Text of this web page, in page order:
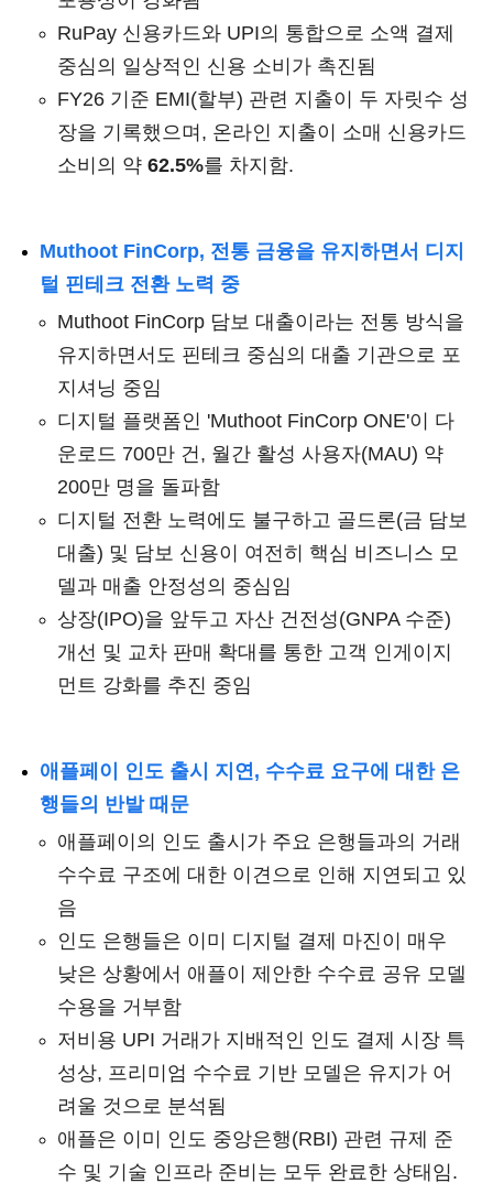
RuPay 신용카드와 UPI의 통합으로 소액 결제
중심의 일상적인 신용 소비가 촉진됨
FY26 기준 EMI(할부) 관련 지출이 두 자릿수 성
장을 기록했으며, 온라인 지출이 소매 신용카드
소비의 약 62.5%를 차지함.
Muthoot FinCorp, 전통 금융을 유지하면서 디지
털 핀테크 전환 노력 중
Muthoot FinCorp 담보 대출이라는 전통 방식을
유지하면서도 핀테크 중심의 대출 기관으로 포
지셔닝 중임
디지털 플랫폼인 'Muthoot FinCorp ONE'이 다
운로드 700만 건, 월간 활성 사용자(MAU) 약
200만 명을 돌파함
디지털 전환 노력에도 불구하고 골드론(금 담보
대출) 및 담보 신용이 여전히 핵심 비즈니스 모
델과 매출 안정성의 중심임
상장(IPO)을 앞두고 자산 건전성(GNPA 수준)
개선 및 교차 판매 확대를 통한 고객 인게이지
먼트 강화를 추진 중임
애플페이 인도 출시 지연, 수수료 요구에 대한 은
행들의 반발 때문
애플페이의 인도 출시가 주요 은행들과의 거래
수수료 구조에 대한 이견으로 인해 지연되고 있
음
인도 은행들은 이미 디지털 결제 마진이 매우
낮은 상황에서 애플이 제안한 수수료 공유 모델
수용을 거부함
저비용 UPI 거래가 지배적인 인도 결제 시장 특
성상, 프리미엄 수수료 기반 모델은 유지가 어
려울 것으로 분석됨
애플은 이미 인도 중앙은행(RBI) 관련 규제 준
수 및 기술 인프라 준비는 모두 완료한 상태임.